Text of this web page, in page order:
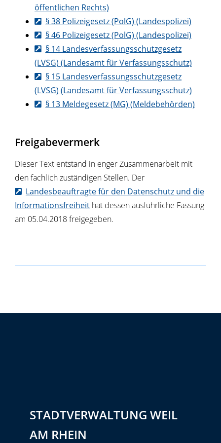
öffentlichen Rechts)
§ 38 Polizeigesetz (PolG) (Landespolizei)
§ 46 Polizeigesetz (PolG) (Landespolizei)
§ 14 Landesverfassungsschutzgesetz
(LVSG) (Landesamt für Verfassungsschutz)
§ 15 Landesverfassungsschutzgesetz
(LVSG) (Landesamt für Verfassungsschutz)
§ 13 Meldegesetz (MG) (Meldebehörden)
Freigabevermerk
Dieser Text entstand in enger Zusammenarbeit mit
den fachlich zuständigen Stellen. Der
Landesbeauftragte für den Datenschutz und die
Informationsfreiheit hat dessen ausführliche Fassung
am 05.04.2018 freigegeben.
STADTVERWALTUNG WEIL
AM RHEIN